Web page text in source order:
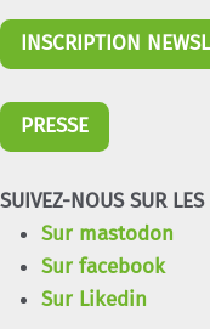
INSCRIPTION
PRESSE
SUIVEZ-NOUS SUR LES
Sur mastodon
Sur facebook
Sur Likedin